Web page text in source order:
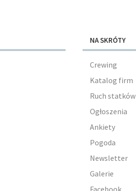
NA SKRÓTY
Crewing
Katalog firm
Ruch statków
Ogłoszenia
Ankiety
Pogoda
Newsletter
Galerie